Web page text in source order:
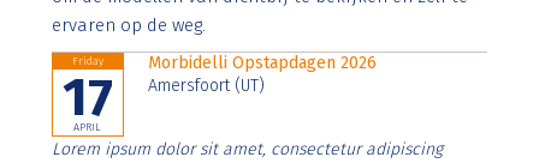
ervaren op de weg.
Friday
17
APRIL
Morbidelli Opstapdagen 2026
Amersfoort (UT)
Lorem ipsum dolor sit amet, consectetur adipiscing